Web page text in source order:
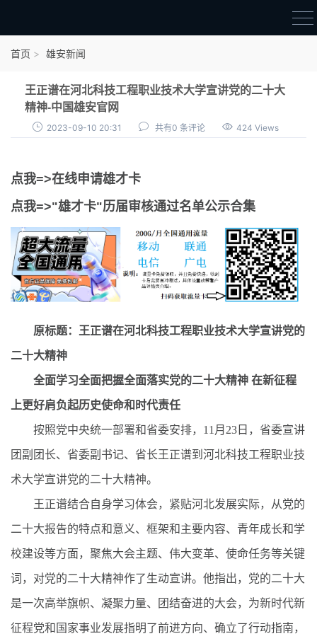
审核通过公示
首页 雄安新闻
王正谱在河北科技工程职业技术大学宣讲党的二十大
精神-中国雄安官网
2023-09-10 20:31 共有0 条评论 424 Views
点我=>在线申请雄才卡
点我=>"雄才卡"历届审核通过名单公示合集
原标题：王正谱在河北科技工程职业技术大学宣讲党的
二十大精神
全面学习全面把握全面落实党的二十大精神 在新征程
上更好肩负起历史使命和时代责任
按照党中央统一部署和省委安排，11月23日，省委宣讲
团副团长、省委副书记、省长王正谱到河北科技工程职业技
术大学宣讲党的二十大精神。
王正谱结合自身学习体会，紧贴河北发展实际，从党的
二十大报告的特点和意义、框架和主要内容、青年成长和学
校建设等方面，聚焦大会主题、伟大变革、使命任务等关键
词，对党的二十大精神作了生动宣讲。他指出，党的二十大
是一次高举旗帜、凝聚力量、团结奋进的大会，为新时代新
征程党和国家事业发展指明了前进方向、确立了行动指南，